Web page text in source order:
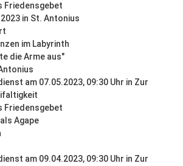
Friedensgebet
in St. Antonius
im Labyrinth
die Arme aus"
am 07.05.2023, 09:30 Uhr in Zur
Friedensgebet
Agape
am 09.04.2023, 09:30 Uhr in Zur